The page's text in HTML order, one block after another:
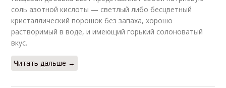
соль азотной кислоты — светлый либо бесцветный
кристаллический порошок без запаха, хорошо
растворимый в воде, и имеющий горький солоноватый
вкус.
Читать дальше →